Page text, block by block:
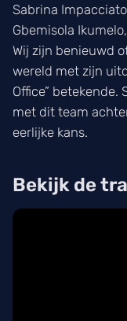
Sabrina
Gbemisola
Wij zijn benieuwd
wereld met zijn
Office”
met dit team
eerlijke kans.
Bekijk de